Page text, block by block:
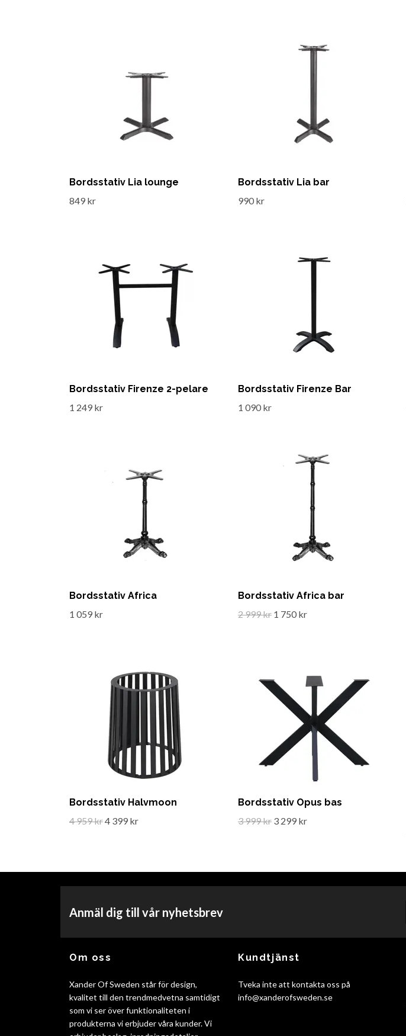
Bordsstativ Lia lounge
849 kr
Bordsstativ Lia bar
990 kr
Bordsstativ Firenze 2-pelare
1 249 kr
Bordsstativ Firenze Bar
1 090 kr
Bordsstativ Africa
1 059 kr
Bordsstativ Africa bar
2 999 kr 1 750 kr
Bordsstativ Halvmoon
4 959 kr4 399 kr
Bordsstativ Opus bas
3 999 kr 3 299 kr
Anmäl dig till vår nyhetsbrev
Om oss
Xander Of Sweden står för design,
kvalitet till den trendmedvetna samtidigt
som vi ser över funktionaliteten i
produkterna vi erbjuder våra kunder. Vi
Kundtjänst
Tveka inte att kontakta oss på
info@xanderofsweden.se